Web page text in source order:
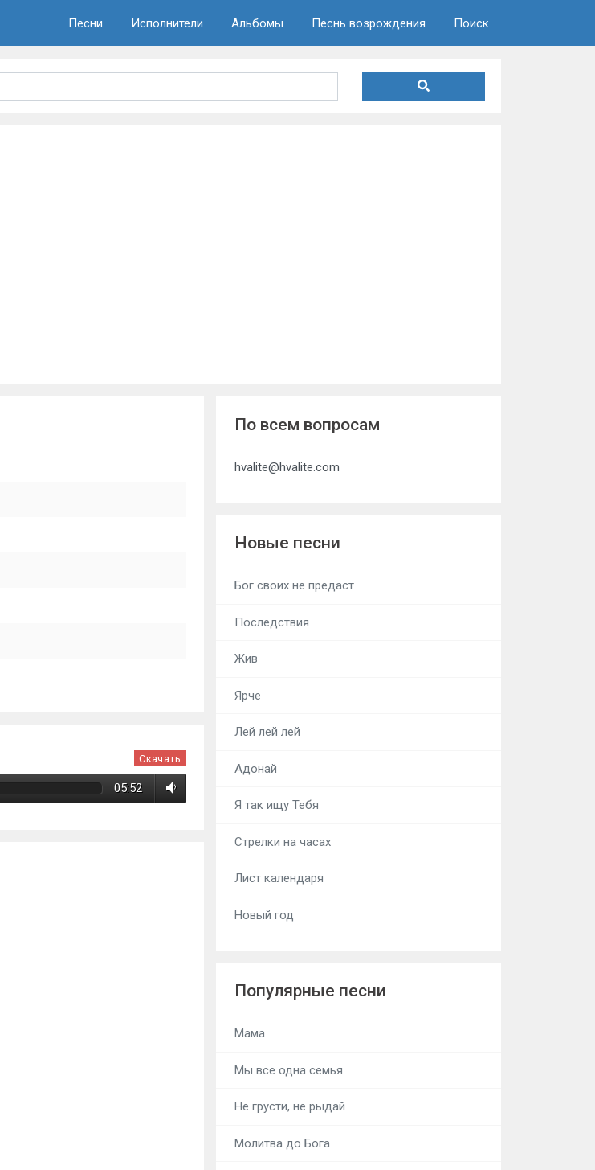
Песни Исполнители Альбомы Песнь возрождения Поиск
Скачать
05:52
По всем вопросам
hvalite@hvalite.com
Новые песни
Бог своих не предаст
Последствия
Жив
Ярче
Лей лей лей
Адонай
Я так ищу Тебя
Стрелки на часах
Лист календаря
Новый год
Популярные песни
Мама
Мы все одна семья
Не грусти, не рыдай
Молитва до Бога